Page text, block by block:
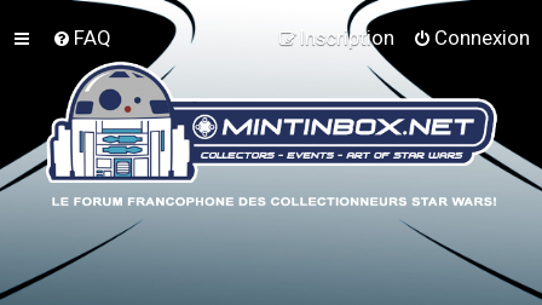
FAQ Connexion
Inscription